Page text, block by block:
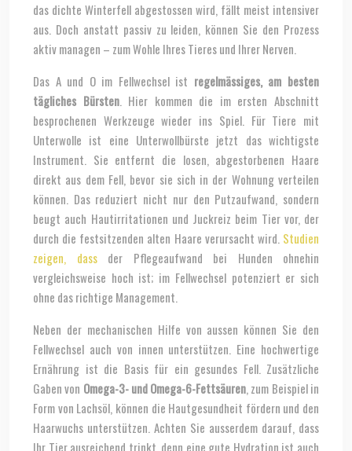
das dichte Winterfell abgestossen wird, fällt meist intensiver
aus. Doch anstatt passiv zu leiden, können Sie den Prozess
aktiv managen – zum Wohle Ihres Tieres und Ihrer Nerven.
Das A und O im Fellwechsel ist regelmässiges, am besten
tägliches Bürsten. Hier kommen die im ersten Abschnitt
besprochenen Werkzeuge wieder ins Spiel. Für Tiere mit
Unterwolle ist eine Unterwollbürste jetzt das wichtigste
Instrument. Sie entfernt die losen, abgestorbenen Haare
direkt aus dem Fell, bevor sie sich in der Wohnung verteilen
können. Das reduziert nicht nur den Putzaufwand, sondern
beugt auch Hautirritationen und Juckreiz beim Tier vor, der
durch die festsitzenden alten Haare verursacht wird. Studien
zeigen, dassder Pflegeaufwand bei Hunden ohnehin
vergleichsweise hoch ist; im Fellwechsel potenziert er sich
ohne das richtige Management.
Neben der mechanischen Hilfe von aussen können Sie den
Fellwechsel auch von innen unterstützen. Eine hochwertige
Ernährung ist die Basis für ein gesundes Fell. Zusätzliche
Gaben von Omega-3- und Omega-6-Fettsäuren, zum Beispiel in
Form von Lachsöl, können die Hautgesundheit fördern und den
Haarwuchs unterstützen. Achten Sie ausserdem darauf, dass
Ihr Tier ausreichend trinkt, denn eine gute Hydration ist auch